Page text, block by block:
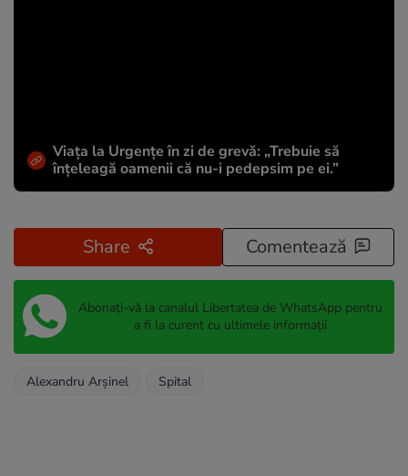
Viața la Urgențe în zi de grevă: „Trebuie să
înțeleagă oamenii că nu-i pedepsim pe ei.”
Share Comentează
Abonați-vă la canalul Libertatea de WhatsApp pentru
a fi la curent cu ultimele informații
Alexandru Arșinel Spital